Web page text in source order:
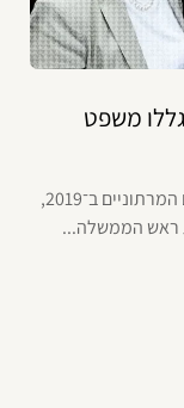
משפט
השחצן והפחדן 22 פרקליטים השתתפו בדיונים המרתוניים ב־2019,
ראש הממשלה...